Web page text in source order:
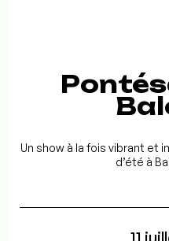
Un show à la fois vibrant et
d’été à